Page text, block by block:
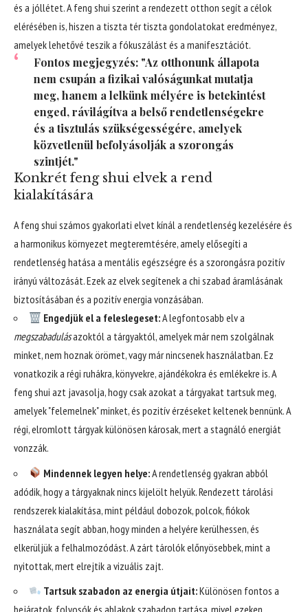
és a jóllétet. A feng shui szerint a rendezett otthon segít a célok
elérésében is, hiszen a tiszta tér tiszta gondolatokat eredményez,
amelyek lehetővé teszik a fókuszálást és a manifesztációt.
Fontos megjegyzés: "Az otthonunk állapota
nem csupán a fizikai valóságunkat mutatja
meg, hanem a lelkünk mélyére is betekintést
enged, rávilágítva a belső rendetlenségekre
és a tisztulás szükségességére, amelyek
közvetlenül befolyásolják a szorongás
szintjét."
Konkrét feng shui elvek a rend
kialakítására
A feng shui számos gyakorlati elvet kínál a rendetlenség kezelésére és
a harmonikus környezet megteremtésére, amely elősegíti a
rendetlenség hatása a mentális egészségre és a szorongásra pozitív
irányú változását. Ezek az elvek segítenek a chi szabad áramlásának
biztosításában és a pozitív energia vonzásában.
Engedjük el a feleslegeset:A legfontosabb elv a
megszabadulásazoktól a tárgyaktól, amelyek már nem szolgálnak
minket, nem hoznak örömet, vagy már nincsenek használatban. Ez
vonatkozik a régi ruhákra, könyvekre, ajándékokra és emlékekre is. A
feng shui azt javasolja, hogy csak azokat a tárgyakat tartsuk meg,
amelyek "felemelnek" minket, és pozitív érzéseket keltenek bennünk. A
régi, elromlott tárgyak különösen károsak, mert a stagnáló energiát
vonzzák.
Mindennek legyen helye:A rendetlenség gyakran abból
adódik, hogy a tárgyaknak nincs kijelölt helyük. Rendezett tárolási
rendszerek kialakítása, mint például dobozok, polcok, fiókok
használata segít abban, hogy minden a helyére kerülhessen, és
elkerüljük a felhalmozódást. A zárt tárolók előnyösebbek, mint a
nyitottak, mert elrejtik a vizuális zajt.
Tartsuk szabadon az energia útjait:Különösen fontos a